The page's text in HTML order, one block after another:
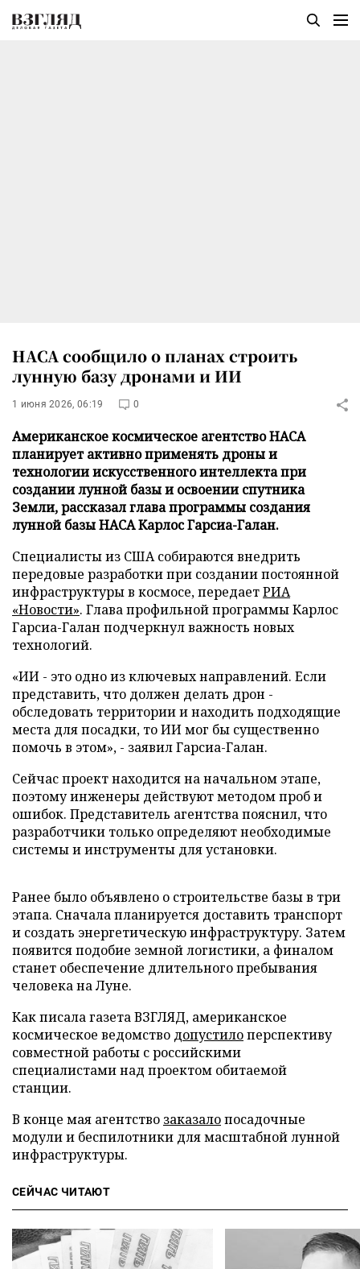
НАСА сообщило о планах строить
лунную базу дронами и ИИ
1 июня 2026, 06:19 0
Американское космическое агентство НАСА
планирует активно применять дроны и
технологии искусственного интеллекта при
создании лунной базы и освоении спутника
Земли, рассказал глава программы создания
лунной базы НАСА Карлос Гарсиа-Галан.
Специалисты из США собираются внедрить
передовые разработки при создании постоянной
инфраструктуры в космосе, передаетРИА
«Новости». Глава профильной программы Карлос
Гарсиа-Галан подчеркнул важность новых
технологий.
«ИИ - это одно из ключевых направлений. Если
представить, что должен делать дрон -
обследовать территории и находить подходящие
места для посадки, то ИИ мог бы существенно
помочь в этом», - заявил Гарсиа-Галан.
Сейчас проект находится на начальном этапе,
поэтому инженеры действуют методом проб и
ошибок. Представитель агентства пояснил, что
разработчики только определяют необходимые
системы и инструменты для установки.
Ранее было объявлено о строительстве базы в три
этапа. Сначала планируется доставить транспорт
и создать энергетическую инфраструктуру. Затем
появится подобие земной логистики, а финалом
станет обеспечение длительного пребывания
человека на Луне.
Как писала газета ВЗГЛЯД, американское
космическое ведомство допустилоперспективу
совместной работы с российскими
специалистами над проектом обитаемой
станции.
В конце мая агентство заказалопосадочные
модули и беспилотники для масштабной лунной
инфраструктуры.
СЕЙЧАС ЧИТАЮТ